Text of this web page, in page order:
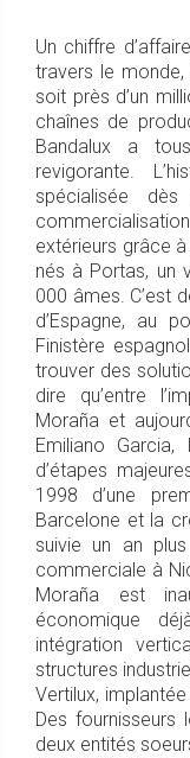
Un chiffre
travers le
soit près d’un
chaînes de
Bandalux a
revigorante.
spécialisée
extérieurs grâce
nés à Portas, un
000 âmes. C’est
d’Espagne, au
Finistère
trouver des
dire qu’entre
Moraña et
Emiliano
d’étapes
1998 d’une
Barcelone et la
suivie un an plus
commerciale à
Moraña est
économique
intégration
structures
Vertilux,
Des fournisseurs
deux entités